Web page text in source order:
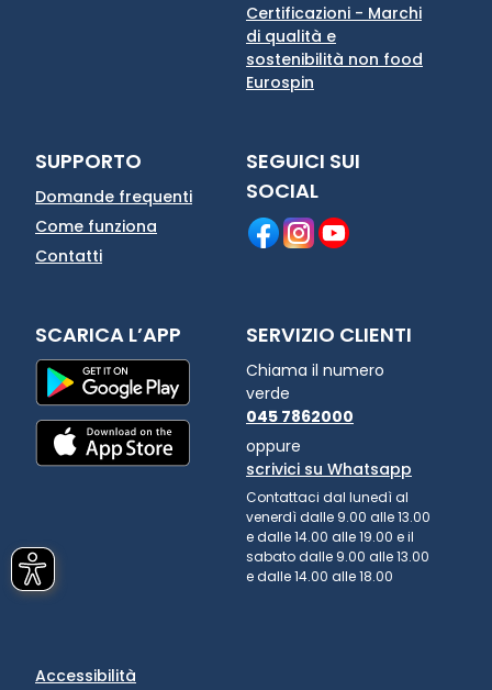
Certificazioni - Marchi
di qualità e
sostenibilità non food
Eurospin
SUPPORTO
Domande frequenti
Come funziona
Contatti
SEGUICI SUI
SOCIAL
SCARICA L’APP SERVIZIO CLIENTI
Chiama il numero
verde
045 7862000
oppure
scrivici su Whatsapp
Contattaci dal lunedì al
venerdì dalle 9.00 alle 13.00
e dalle 14.00 alle 19.00 e il
sabato dalle 9.00 alle 13.00
e dalle 14.00 alle 18.00
Accessibilità